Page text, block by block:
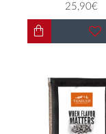
25,90€